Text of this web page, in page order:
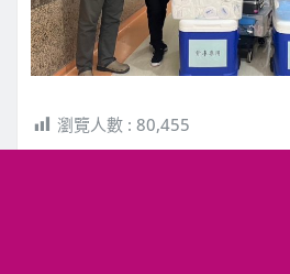
瀏覽人數 : 80,455